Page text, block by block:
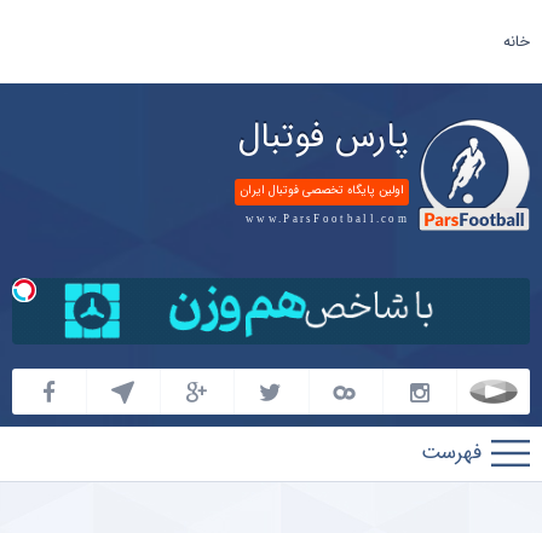
خانه
پارس فوتبال
اولین پایگاه تخصصی فوتبال ایران
www.ParsFootball.com
پارس
فوتبال